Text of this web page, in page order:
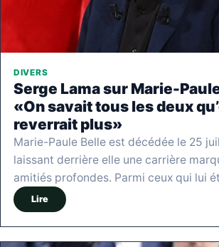
DIVERS
Serge Lama sur Marie-
«On savait tous les deux
reverrait plus»
Marie-Paule Belle est décédée le 25
laissant derrière elle une carrière
amitiés profondes. Parmi ceux qui lui
Lire